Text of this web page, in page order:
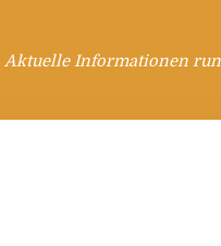
Aktuelle Informationen